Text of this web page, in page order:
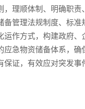
，理顺体制、明确职责
备管理法规制度、标准
运作方式，构建政府、
应急物资储备体系，确
保证，有效应对突发事